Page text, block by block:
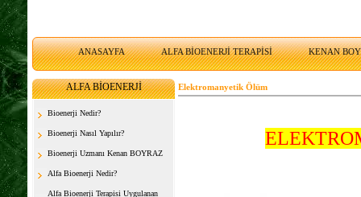
ANASAYFA ALFA BİOENERJİ TERAPİSİ KENAN
ALFA BİOENERJİ
Bioenerji Nedir?
Bioenerji Nasıl Yapılır?
Bioenerji Uzmanı Kenan BOYRAZ
Alfa Bioenerji Nedir?
Alfa Bioenerji Terapisi Uygulanan
Elektromanyetik Ölüm